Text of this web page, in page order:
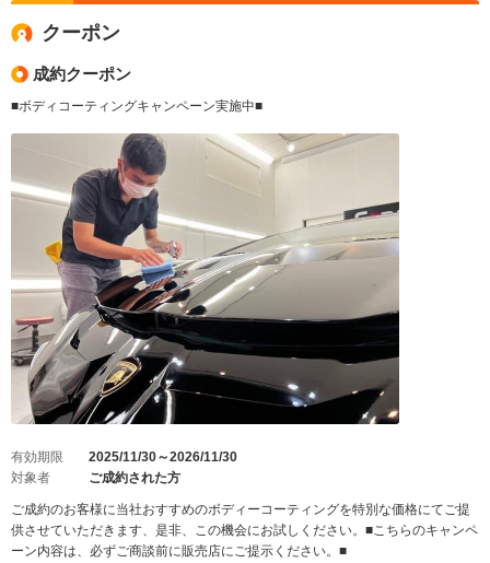
クーポン
成約クーポン
■ボディコーティングキャンペーン実施中■
有効期限
2025/11/30～2026/11/30
対象者
ご成約された方
ご成約のお客様に当社おすすめのボディーコーティングを特別な価格にてご提
供させていただきます、是非、この機会にお試しください。■こちらのキャンペ
ーン内容は、必ずご商談前に販売店にご提示ください。■